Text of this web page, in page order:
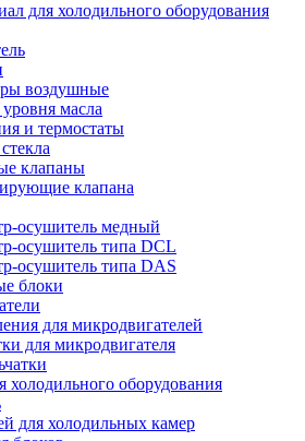
для холодильного оборудования
воздушные
масла
и термостаты
клапаны
клапана
осушитель медный
осушитель типа DCL
осушитель типа DAS
блоки
для микродвигателей
для микродвигателя
холодильного оборудования
для холодильных камер